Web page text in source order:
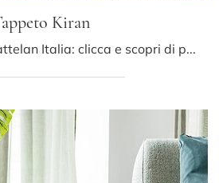
Kiran
Tappeto Kiran di Cattelan Italia: clicca e scopri di più sui Complementi e tappeti moderni in tessuto del rinomato brand!